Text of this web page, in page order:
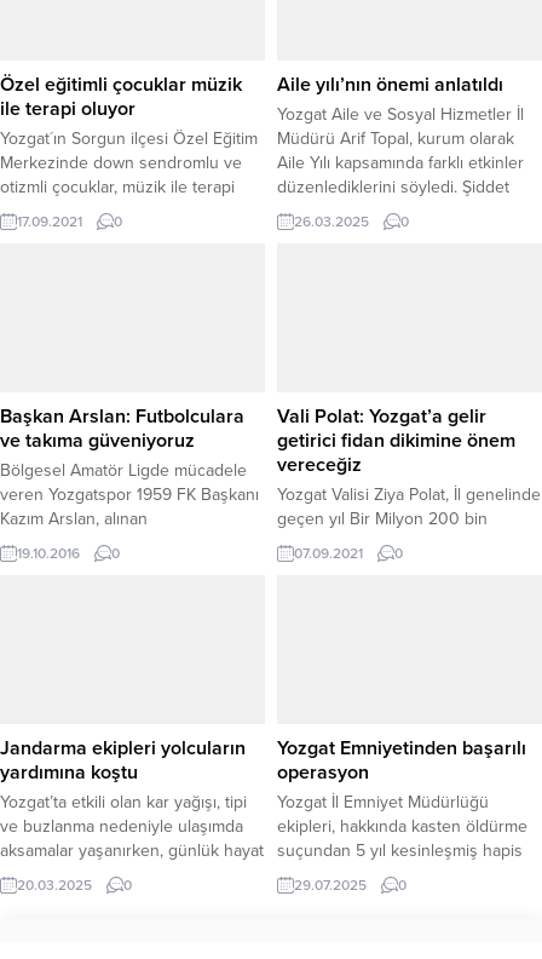
Özel eğitimli çocuklar müzik
ile terapi oluyor
Yozgat´ın Sorgun ilçesi Özel Eğitim
Merkezinde down sendromlu ve
otizmli çocuklar, müzik ile terapi
oluyor.
17.09.2021 0
Aile yılı’nın önemi anlatıldı
Yozgat Aile ve Sosyal Hizmetler İl
Müdürü Arif Topal, kurum olarak
Aile Yılı kapsamında farklı etkinler
düzenlediklerini söyledi. Şiddet
Önleme ve İzleme Merkezi
Müdürlüğü tarafından
şiddetin...
26.03.2025 0
Başkan Arslan: Futbolculara
ve takıma güveniyoruz
Bölgesel Amatör Ligde mücadele
veren Yozgatspor 1959 FK Başkanı
Kazım Arslan, alınan
mağlubiyetlerin moralleri
bozmaması gerektiğini belirterek
Başkanlık makamında düzenlediği
basın toplantısında yeni Teknik
Hoca Ferudun Dündar’la
anlaştıklarını açıkladı. Kulüp...
19.10.2016 0
Vali Polat: Yozgat’a gelir
getirici fidan dikimine önem
vereceğiz
Yozgat Valisi Ziya Polat, İl genelinde
geçen yıl Bir Milyon 200 bin
civarında fidan dikimi
gerçekleştirildiğini, bu yıl ise bu
07.09.2021 0
Jandarma ekipleri yolcuların
yardımına koştu
Yozgat’ta etkili olan kar yağışı, tipi
ve buzlanma nedeniyle ulaşımda
aksamalar yaşanırken, günlük hayat
da olumsuz etkilendi. İl genelinde
kar ve tipi nedeniyle zaman zaman
20.03.2025 0
Yozgat Emniyetinden başarılı
operasyon
Yozgat İl Emniyet Müdürlüğü
ekipleri, hakkında kasten öldürme
suçundan 5 yıl kesinleşmiş hapis
cezası bulunan A.P. isimli şahsı
Sorgun ilçesinde düzenlenen
29.07.2025 0